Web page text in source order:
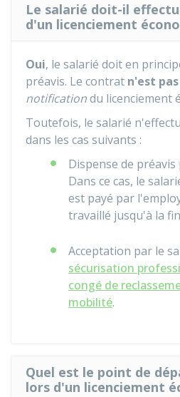
Le salarié doit-il
d'un licenciement
Oui, le salarié doit en
préavis. Le contrat n'est
notificationdu licenciement
Toutefois, le salarié
dans les cas suivants :
Dispense de
Dans ce cas, le
est payé par
travaillé jusqu'à la
Acceptation par le
sécurisation
congé de
mobilité.
Quel est le point de
lors d'un licenciement